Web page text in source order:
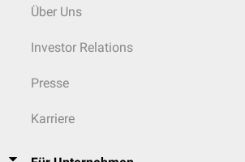
Über Uns
Investor Relations
Presse
Karriere